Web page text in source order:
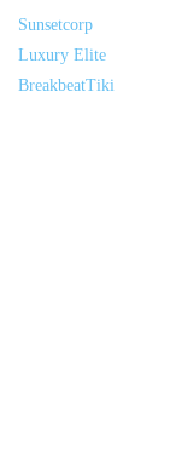
Sunsetcorp
Luxury Elite
BreakbeatTiki